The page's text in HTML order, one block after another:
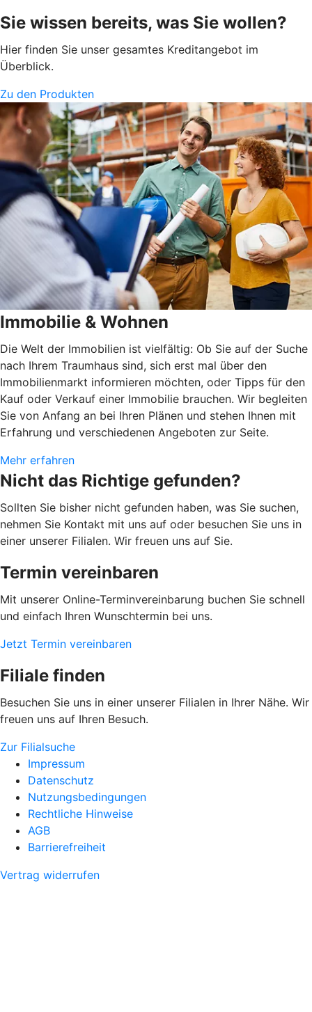
Sie wissen bereits, was Sie wollen?
Hier finden Sie unser gesamtes Kreditangebot im
Überblick.
Zu den Produkten
Immobilie & Wohnen
Die Welt der Immobilien ist vielfältig: Ob Sie auf der Suche
nach Ihrem Traumhaus sind, sich erst mal über den
Immobilienmarkt informieren möchten, oder Tipps für den
Kauf oder Verkauf einer Immobilie brauchen. Wir begleiten
Sie von Anfang an bei Ihren Plänen und stehen Ihnen mit
Erfahrung und verschiedenen Angeboten zur Seite.
Mehr erfahren
Nicht das Richtige gefunden?
Sollten Sie bisher nicht gefunden haben, was Sie suchen,
nehmen Sie Kontakt mit uns auf oder besuchen Sie uns in
einer unserer Filialen. Wir freuen uns auf Sie.
Termin vereinbaren
Mit unserer Online-Terminvereinbarung buchen Sie schnell
und einfach Ihren Wunschtermin bei uns.
Jetzt Termin vereinbaren
Filiale finden
Besuchen Sie uns in einer unserer Filialen in Ihrer Nähe. Wir
freuen uns auf Ihren Besuch.
Zur Filialsuche
Impressum
Datenschutz
Nutzungsbedingungen
Rechtliche Hinweise
AGB
Barrierefreiheit
Vertrag widerrufen